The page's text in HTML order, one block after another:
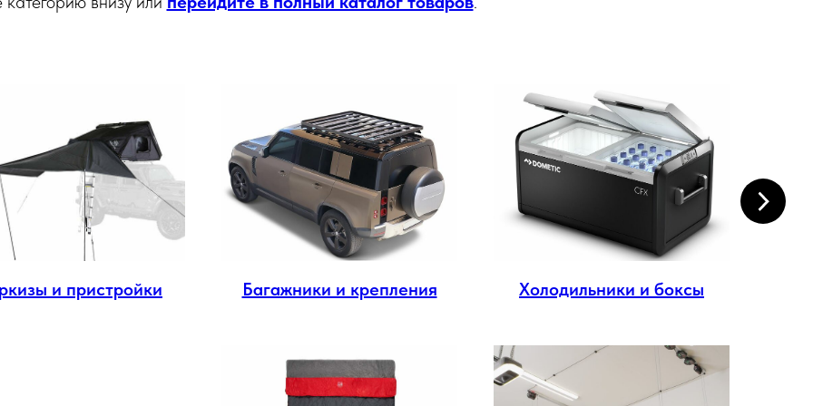
и пристройки Багажники и крепления Холодильники и боксы